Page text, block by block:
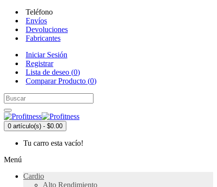
Teléfono
Envíos
Devoluciones
Fabricantes
Iniciar Sesión
Registrar
Lista de deseo (0)
Comparar Producto (0)
0 artículo(s) - $0.00
Tu carro esta vacío!
Menú
Cardio
Alto Rendimiento